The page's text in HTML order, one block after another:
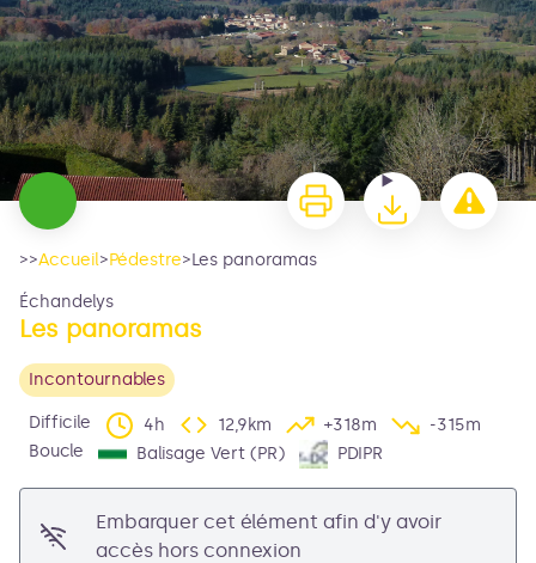
>>Accueil>Pédestre>Les panoramas
Échandelys
Les panoramas
Incontournables
Difficile 4h 12,9km +318m
-315m
Boucle
Balisage Vert (PR) PDIPR
Embarquer cet élément afin d'y avoir
accès hors connexion